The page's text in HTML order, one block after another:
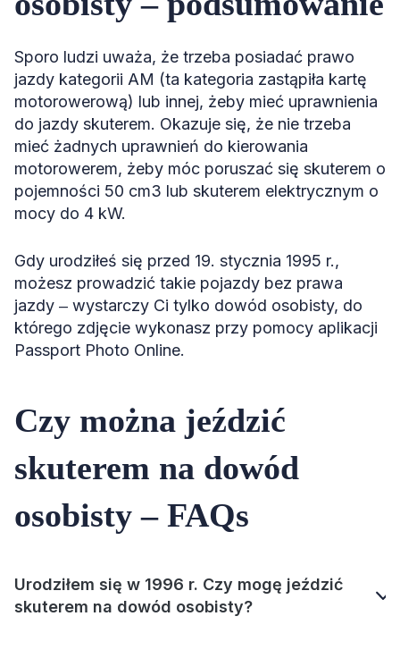
Sporo ludzi uważa, że trzeba posiadać prawo
jazdy kategorii AM (ta kategoria zastąpiła kartę
motorowerową) lub innej, żeby mieć uprawnienia
do jazdy skuterem. Okazuje się, że nie trzeba
mieć żadnych uprawnień do kierowania
motorowerem, żeby móc poruszać się skuterem o
pojemności 50 cm3 lub skuterem elektrycznym o
mocy do 4 kW.
Gdy urodziłeś się przed 19. stycznia 1995 r.,
możesz prowadzić takie pojazdy bez prawa
jazdy ‒ wystarczy Ci tylko dowód osobisty, do
którego zdjęcie wykonasz przy pomocy aplikacji
Passport Photo Online.
Czy można jeździć
skuterem na dowód
osobisty ‒ FAQs
Urodziłem się w 1996 r. Czy mogę jeździć
skuterem na dowód osobisty?